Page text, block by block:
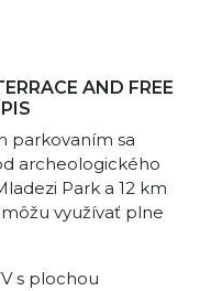
AND FREE
parkovaním sa
archeologického
Park a 12 km
využívať plne
s plochou